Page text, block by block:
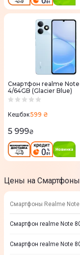
Смартфон realme
4/64GB (Glacier Blue)
Кешбэк599 ₴
5 999₴
Цены на Смартфоны
Смартфоны Realme Note
Смартфон realme Note
Смартфон realme Note